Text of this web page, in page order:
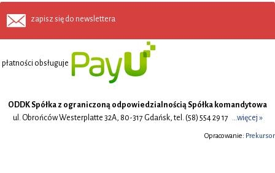
zapisz się do newslettera
płatności obsługuje
ODDK Spółka z ograniczoną odpowiedzialnością Spółka komandytowa
ul. Obrońców Westerplatte 32A, 80-317 Gdańsk, tel. (58) 554 29 17 ...więcej »
Opracowanie: Prekursor